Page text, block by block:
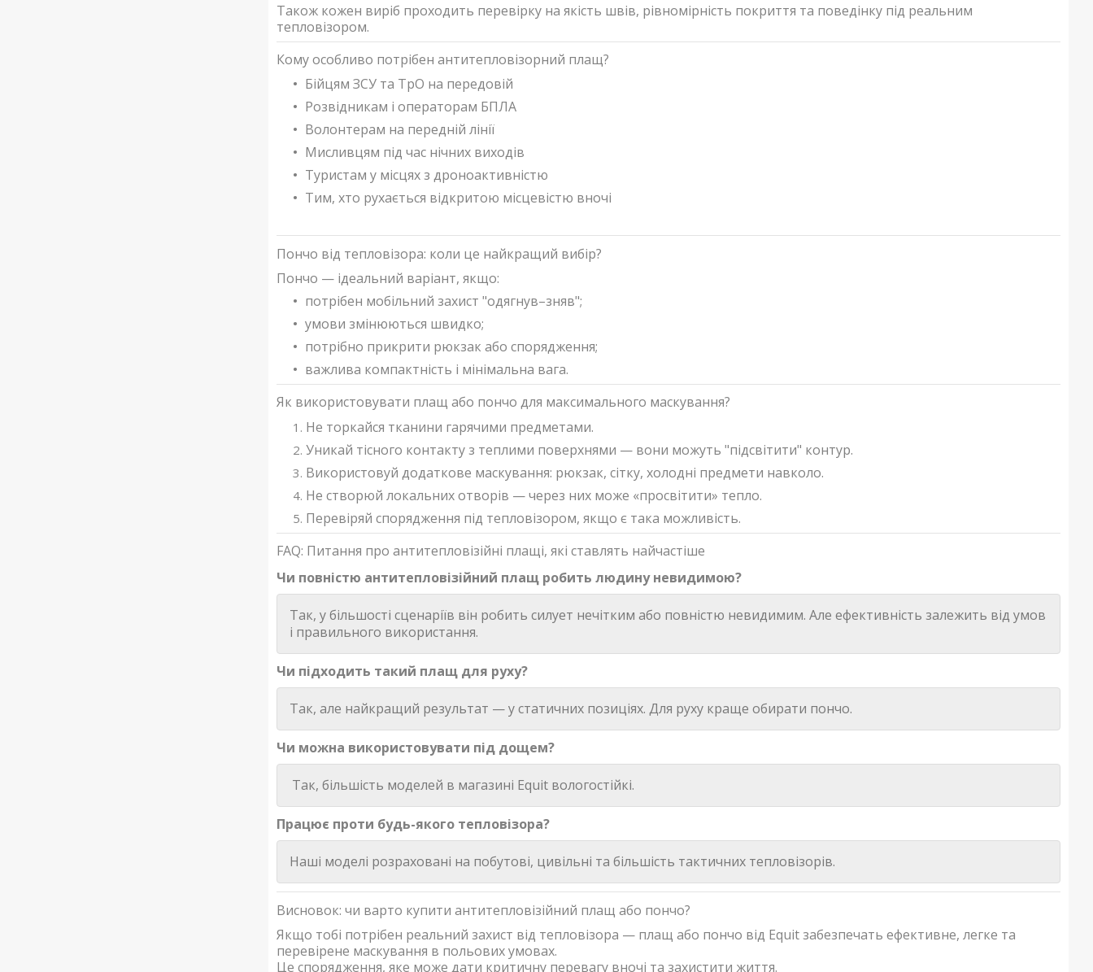
Також кожен виріб проходить перевірку на якість швів, рівномірність покриття та поведінку під реальним
тепловізором.
Кому особливо потрібен антитепловізорний плащ?
Бійцям ЗСУ та ТрО на передовій
Розвідникам і операторам БПЛА
Волонтерам на передній лінії
Мисливцям під час нічних виходів
Туристам у місцях з дроноактивністю
Тим, хто рухається відкритою місцевістю вночі
Пончо від тепловізора: коли це найкращий вибір?
Пончо — ідеальний варіант, якщо:
потрібен мобільний захист "одягнув–зняв";
умови змінюються швидко;
потрібно прикрити рюкзак або спорядження;
важлива компактність і мінімальна вага.
Як використовувати плащ або пончо для максимального маскування?
Не торкайся тканини гарячими предметами.
Уникай тісного контакту з теплими поверхнями — вони можуть "підсвітити" контур.
Використовуй додаткове маскування: рюкзак, сітку, холодні предмети навколо.
Не створюй локальних отворів — через них може «просвітити» тепло.
Перевіряй спорядження під тепловізором, якщо є така можливість.
FAQ: Питання про антитепловізійні плащі, які ставлять найчастіше
Чи повністю антитепловізійний плащ робить людину невидимою?
Так, у більшості сценаріїв він робить силует нечітким або повністю невидимим. Але ефективність залежить від умов
і правильного використання.
Чи підходить такий плащ для руху?
Так, але найкращий результат — у статичних позиціях. Для руху краще обирати пончо.
Чи можна використовувати під дощем?
Так, більшість моделей в магазині Equit вологостійкі.
Працює проти будь-якого тепловізора?
Наші моделі розраховані на побутові, цивільні та більшість тактичних тепловізорів.
Висновок: чи варто купити антитепловізійний плащ або пончо?
Якщо тобі потрібен реальний захист від тепловізора — плащ або пончо від Equit забезпечать ефективне, легке та
перевірене маскування в польових умовах.
Це спорядження, яке може дати критичну перевагу вночі та захистити життя.